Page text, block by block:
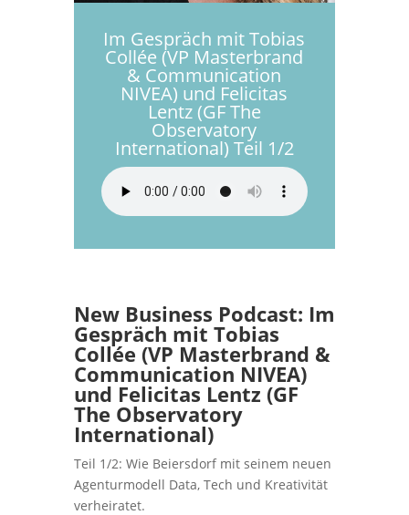
Im Gespräch mit Tobias
Collée (VP Masterbrand
& Communication
NIVEA) und Felicitas
Lentz (GF The
Observatory
International) Teil 1/2
New Business Podcast: Im
Gespräch mit Tobias
Collée (VP Masterbrand &
Communication NIVEA)
und Felicitas Lentz (GF
The Observatory
International)
Teil 1/2: Wie Beiersdorf mit seinem neuen
Agenturmodell Data, Tech und Kreativität
verheiratet.